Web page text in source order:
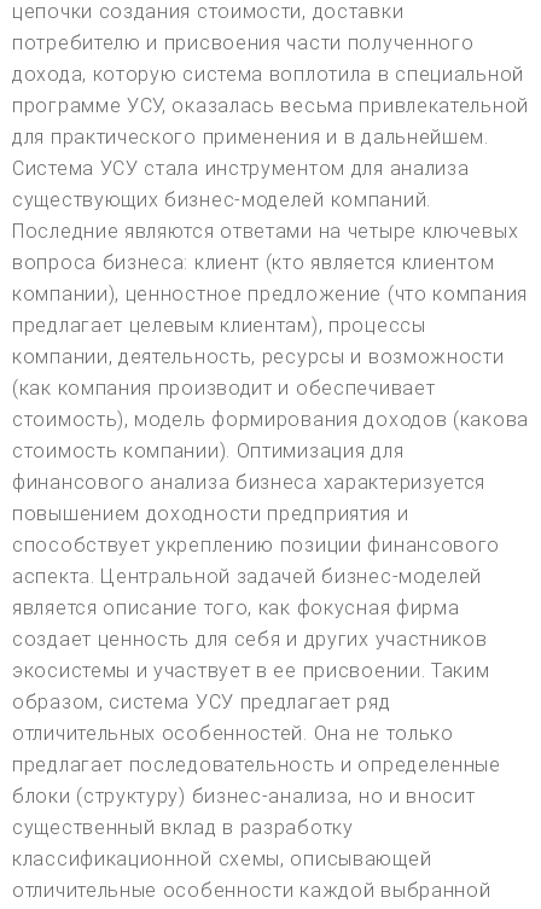
цепочки создания стоимости, доставки
потребителю и присвоения части полученного
дохода, которую система воплотила в специальной
программе УСУ, оказалась весьма привлекательной
для практического применения и в дальнейшем.
Система УСУ стала инструментом для анализа
существующих бизнес-моделей компаний.
Последние являются ответами на четыре ключевых
вопроса бизнеса: клиент (кто является клиентом
компании), ценностное предложение (что компания
предлагает целевым клиентам), процессы
компании, деятельность, ресурсы и возможности
(как компания производит и обеспечивает
стоимость), модель формирования доходов (какова
стоимость компании). Оптимизация для
финансового анализа бизнеса характеризуется
повышением доходности предприятия и
способствует укреплению позиции финансового
аспекта. Центральной задачей бизнес-моделей
является описание того, как фокусная фирма
создает ценность для себя и других участников
экосистемы и участвует в ее присвоении. Таким
образом, система УСУ предлагает ряд
отличительных особенностей. Она не только
предлагает последовательность и определенные
блоки (структуру) бизнес-анализа, но и вносит
существенный вклад в разработку
классификационной схемы, описывающей
отличительные особенности каждой выбранной